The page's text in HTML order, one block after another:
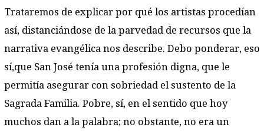
Trataremos de explicar por qué los artistas procedían
así, distanciándose de la parvedad de recursos que la
narrativa evangélica nos describe. Debo ponderar, eso
sí,que San José tenía una profesión digna, que le
permitía asegurar con sobriedad el sustento de la
Sagrada Familia. Pobre, sí, en el sentido que hoy
muchos dan a la palabra; no obstante, no era un